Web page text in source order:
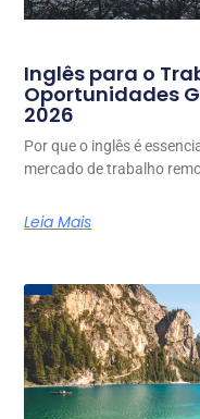
Inglês para o
Oportunidades
2026
Por que o inglês é
mercado de trabalho
Leia Mais